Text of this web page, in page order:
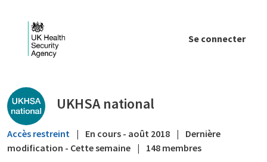
Se connecter
Public library - UKHSA national
UKHSA national
Accès restreint | En cours - août 2018 |
Dernière
modification - Cette semaine | 148 membres